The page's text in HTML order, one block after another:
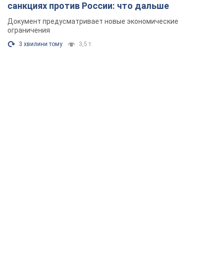
санкциях против России: что дальше
Документ предусматривает новые экономические
ограничения
3 хвилини тому 3,5 т.